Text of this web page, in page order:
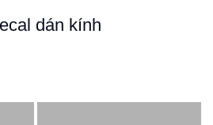
dán kính